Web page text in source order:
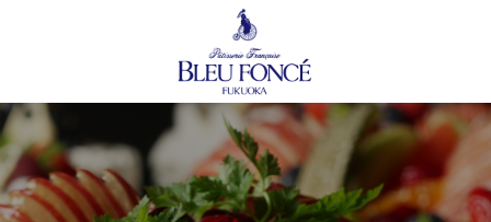
ツ
へ
ス
キ
ッ
プ
シ
ョ
ン
に
移
動